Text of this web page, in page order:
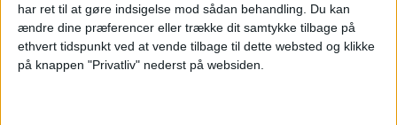
har ret til at gøre indsigelse mod sådan behandling.
Du kan
ændre dine præferencer eller trække dit samtykke tilbage på
ethvert tidspunkt ved at vende tilbage til dette websted og klikke
på knappen "Privatliv" nederst på websiden.
Global flyefterspørgsel falder
for tredje måned